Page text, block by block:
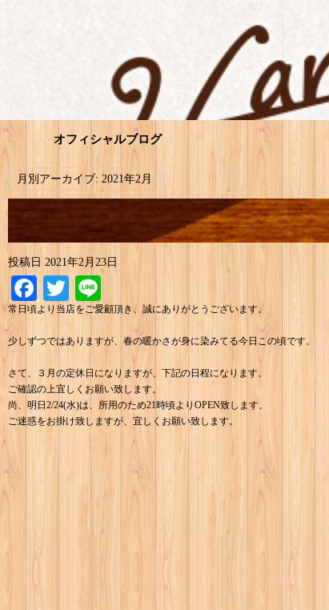
オフィシャルブログ
月別アーカイブ: 2021年2月
投稿日 2021年2月23日
Facebook
Twitter
Line
常日頃より当店をご愛顧頂き、誠にありがとうございます。
少しずつではありますが、春の暖かさが身に染みてる今日この頃です。
さて、３月の定休日になりますが、下記の日程になります。
ご確認の上宜しくお願い致します。
尚、明日2/24(水)は、所用のため21時頃よりOPEN致します。
ご迷惑をお掛け致しますが、宜しくお願い致します。